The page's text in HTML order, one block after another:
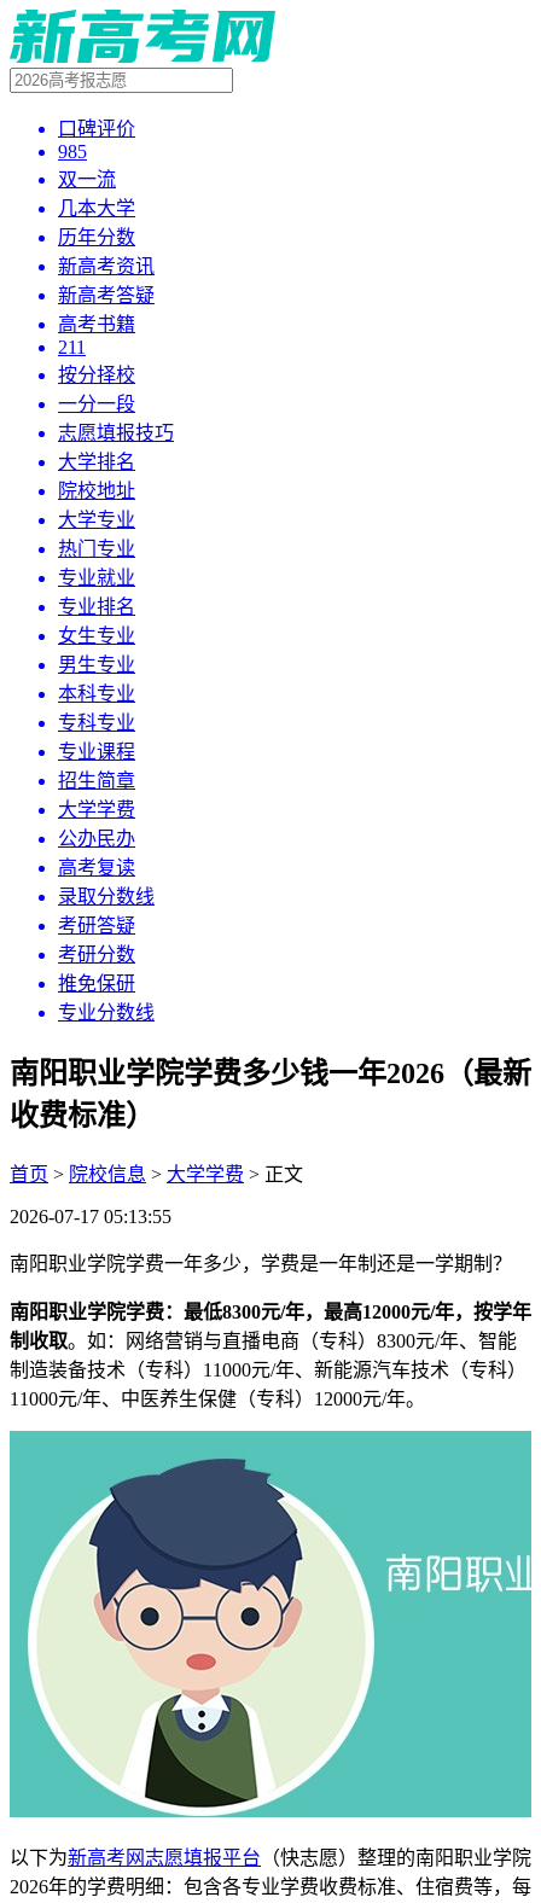
口碑评价
985
双一流
几本大学
历年分数
新高考资讯
新高考答疑
高考书籍
211
按分择校
一分一段
志愿填报技巧
大学排名
院校地址
大学专业
热门专业
专业就业
专业排名
女生专业
男生专业
本科专业
专科专业
专业课程
招生简章
大学学费
公办民办
高考复读
录取分数线
考研答疑
考研分数
推免保研
专业分数线
南阳职业学院学费多少钱一年2026（最新
收费标准）
首页 > 院校信息 > 大学学费 > 正文
2026-07-17 05:13:55
南阳职业学院学费一年多少，学费是一年制还是一学期制？
南阳职业学院学费：最低8300元/年，最高12000元/年，按学年
制收取。如：网络营销与直播电商（专科）8300元/年、智能
制造装备技术（专科）11000元/年、新能源汽车技术（专科）
11000元/年、中医养生保健（专科）12000元/年。
以下为新高考网志愿填报平台 （快志愿）整理的南阳职业学院
2026年的学费明细：包含各专业学费收费标准、住宿费等，每